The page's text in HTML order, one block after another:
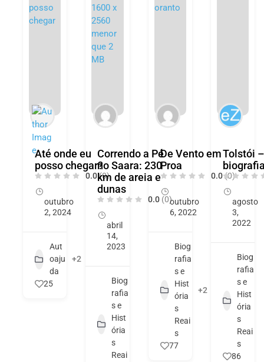
Até onde eu
posso chegar?
0.0(0)
outubro
2, 2024
Aut
oaju
da
+2
25
Correndo a Pé
no Saara: 230
km de areia e
dunas
0.0 (0)
abril
14,
2023
Biog
rafia
s e
Hist
ória
s
Reai
De Vento em
Proa
0.0(0)
outubro
6, 2022
Biog
rafia
s e
Hist
ória
s
Reai
s
+2
77
Tolstói
agosto
3,
2022
Biog
rafia
s e
Hist
ória
s
Reai
s
86